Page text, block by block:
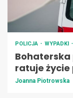
POLICJA WYPADKI
Bohaterska
ratuje życie
Joanna Piotrowska